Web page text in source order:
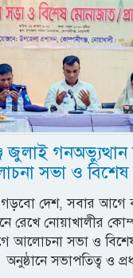
জুলাই
সভা ও
দেশ, সবার আগে
রেখে নোয়াখালীর
আলোচনা সভা ও
সভাপতিত্ব ও